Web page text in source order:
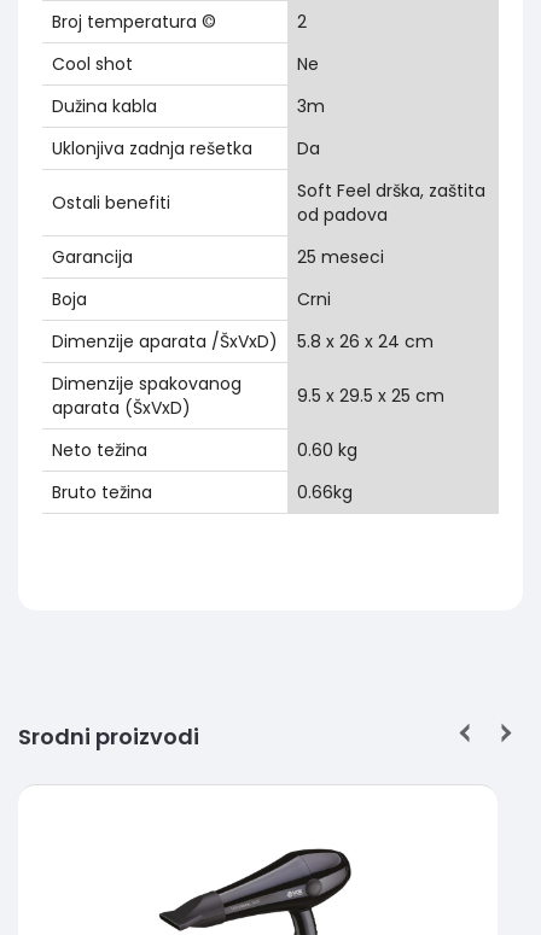
Broj temperatura ©
2
Cool shot
Ne
Dužina kabla
3m
Uklonjiva zadnja rešetka
Da
Ostali benefiti
Soft Feel drška, zaštita
od padova
Garancija
25 meseci
Boja
Crni
Dimenzije aparata /ŠxVxD)
5.8 x 26 x 24 cm
Dimenzije spakovanog
aparata (ŠxVxD)
9.5 x 29.5 x 25 cm
Neto težina
0.60 kg
Bruto težina
0.66kg
Srodni proizvodi